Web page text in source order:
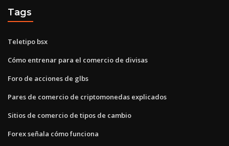
Tags
Teletipo bsx
Cómo entrenar para el comercio de divisas
Foro de acciones de glbs
Pares de comercio de criptomonedas explicados
Sitios de comercio de tipos de cambio
Forex señala cómo funciona